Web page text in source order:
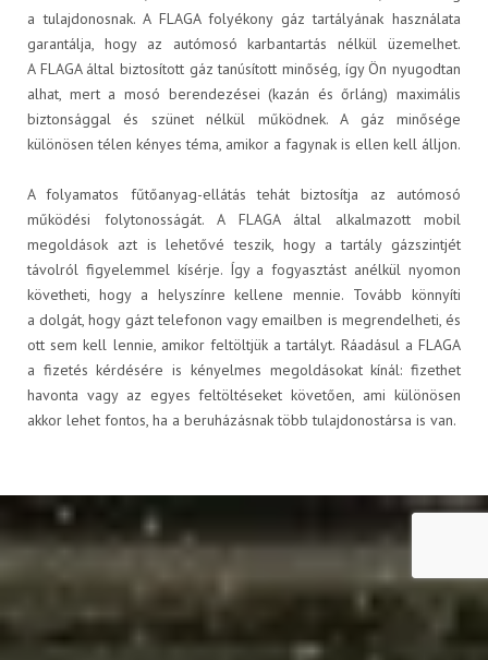
Karrier
A JÖVŐNK - ESSENTIA
a tulajdonosnak. A FLAGA folyékony gáz tartályának használata
garantálja, hogy az autómosó karbantartás nélkül üzemelhet.
A FLAGA által biztosított gáz tanúsított minőség, így Ön nyugodtan
alhat, mert a mosó berendezései (kazán és őrláng) maximális
biztonsággal és szünet nélkül működnek. A gáz minősége
különösen télen kényes téma, amikor a fagynak is ellen kell álljon.
A folyamatos fűtőanyag-ellátás tehát biztosítja az autómosó
működési folytonosságát. A FLAGA által alkalmazott mobil
megoldások azt is lehetővé teszik, hogy a tartály gázszintjét
távolról figyelemmel kísérje. Így a fogyasztást anélkül nyomon
követheti, hogy a helyszínre kellene mennie. Tovább könnyíti
a dolgát, hogy gázt telefonon vagy emailben is megrendelheti, és
ott sem kell lennie, amikor feltöltjük a tartályt. Ráadásul a FLAGA
a fizetés kérdésére is kényelmes megoldásokat kínál: fizethet
havonta vagy az egyes feltöltéseket követően, ami különösen
akkor lehet fontos, ha a beruházásnak több tulajdonostársa is van.